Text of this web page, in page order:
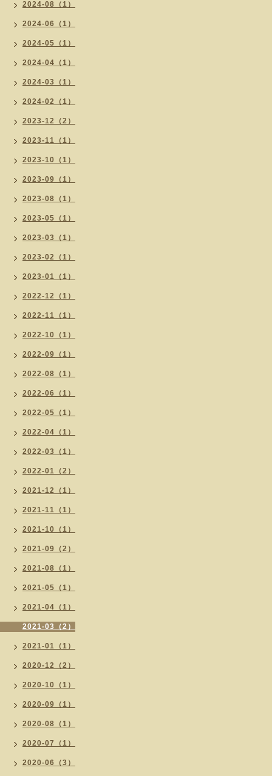
2024-08（1）
2024-06（1）
2024-05（1）
2024-04（1）
2024-03（1）
2024-02（1）
2023-12（2）
2023-11（1）
2023-10（1）
2023-09（1）
2023-08（1）
2023-05（1）
2023-03（1）
2023-02（1）
2023-01（1）
2022-12（1）
2022-11（1）
2022-10（1）
2022-09（1）
2022-08（1）
2022-06（1）
2022-05（1）
2022-04（1）
2022-03（1）
2022-01（2）
2021-12（1）
2021-11（1）
2021-10（1）
2021-09（2）
2021-08（1）
2021-05（1）
2021-04（1）
2021-03（2）
2021-01（1）
2020-12（2）
2020-10（1）
2020-09（1）
2020-08（1）
2020-07（1）
2020-06（3）